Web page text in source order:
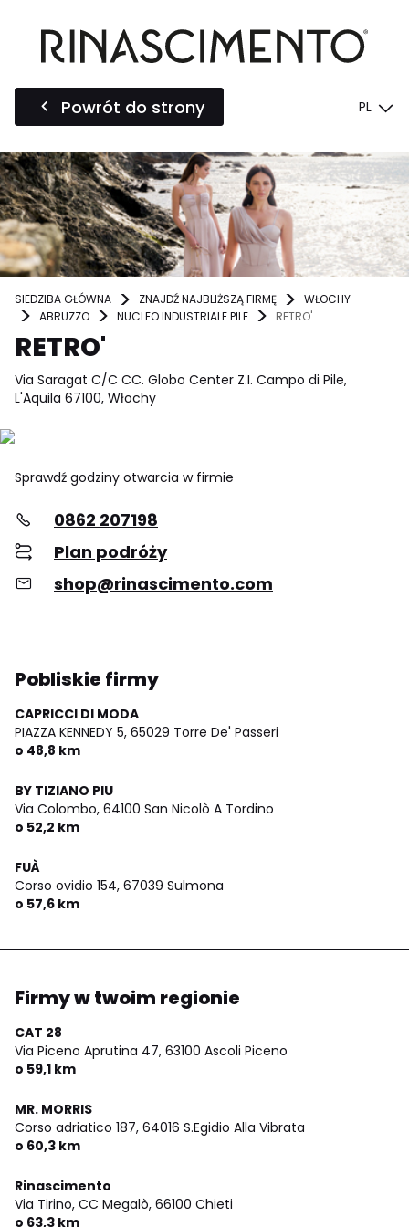
Powrót do strony PL
SIEDZIBA GŁÓWNA ZNAJDŹ NAJBLIŻSZĄ FIRMĘ
WŁOCHY
ABRUZZO
NUCLEO INDUSTRIALE PILE RETRO'
RETRO'
Via Saragat C/C CC. Globo Center Z.I. Campo di Pile,
L'Aquila 67100, Włochy
Sprawdź godziny otwarcia w firmie
0862 207198
Plan podróży
shop@rinascimento.com
Pobliskie firmy
CAPRICCI DI MODA
PIAZZA KENNEDY 5, 65029 Torre De' Passeri
o 48,8 km
BY TIZIANO PIU
Via Colombo, 64100 San Nicolò A Tordino
o 52,2 km
FUÀ
Corso ovidio 154, 67039 Sulmona
o 57,6 km
Firmy w twoim regionie
CAT 28
Via Piceno Aprutina 47, 63100 Ascoli Piceno
o 59,1 km
MR. MORRIS
Corso adriatico 187, 64016 S.Egidio Alla Vibrata
o 60,3 km
Rinascimento
Via Tirino, CC Megalò, 66100 Chieti
o 63,3 km